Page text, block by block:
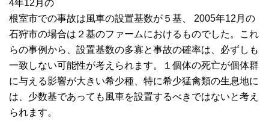
4年12月の
根室市での事故は風車の設置基数が５基、 2005年12月の
石狩市の場合は２基のファームにおけるものでした。これ
らの事例から、設置基数の多寡と事故の確率は、必ずしも
一致しない可能性が考えられます。１個体の死亡が個体群
に与える影響が大きい希少種、特に希少猛禽類の生息地に
は、少数基であっても風車を設置するべきではないと考え
られます。